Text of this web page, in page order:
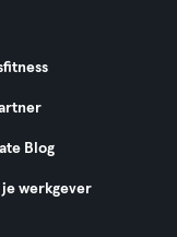
Blog
werkgever